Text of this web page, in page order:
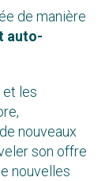
de manière
auto-
les
nouveaux
son offre
nouvelles